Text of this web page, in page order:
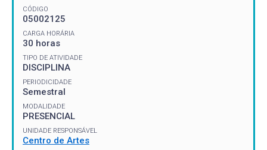
CÓDIGO
05002125
CARGA HORÁRIA
30 horas
TIPO DE ATIVIDADE
DISCIPLINA
PERIODICIDADE
Semestral
MODALIDADE
PRESENCIAL
UNIDADE RESPONSÁVEL
Centro de Artes